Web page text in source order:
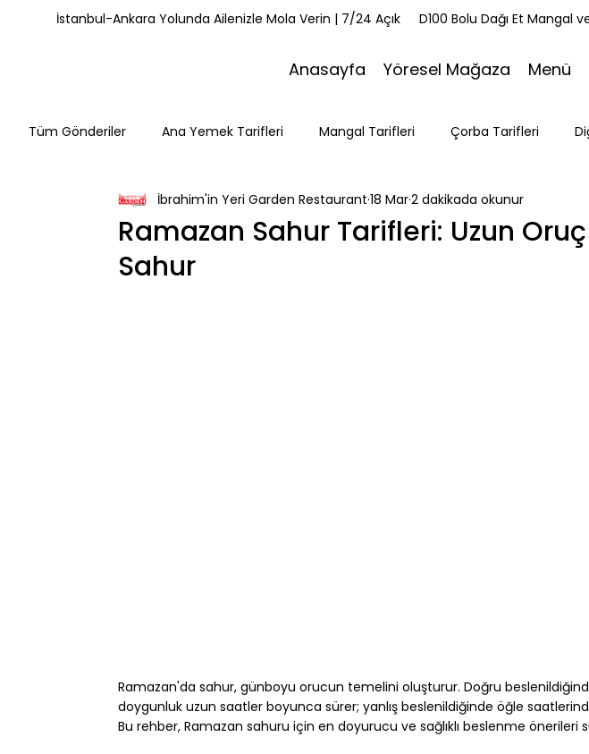
İstanbul-Ankara Yolunda Ailenizle Mola Verin | 7/24 Açık D100 Bolu Dağı Et Mangal
Anasayfa Yöresel Mağaza Menü
Tüm Gönderiler Ana Yemek Tarifleri Mangal Tarifleri Çorba Tarifleri
Misafirlerimiz Kahvaltı Tarifleri Yemek Tarifleri Tatlı Tarifleri
Mola Noktaları Bolu Mutfağı
Ramazan Sahur Tarifleri: Uzun
Sahur
İbrahim'in Yeri Garden Restaurant 18 Mar2 dakikada okunur
Ramazan'da sahur, günboyu orucun temelini oluşturur. Doğru
doygunluk uzun saatler boyunca sürer; yanlış beslenildiğinde öğle
Bu rehber, Ramazan sahuru için en doyurucu ve sağlıklı beslenme önerileri